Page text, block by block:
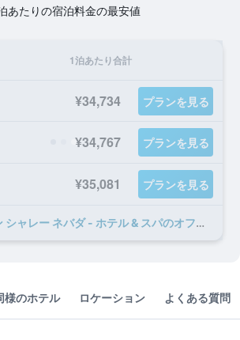
あたりの宿泊料金の最安値
1泊あたり合計
¥34,734 プランを見る
¥34,767 プランを見る
¥35,081 プランを見る
​その他12​件のモン シャレー ネバダ - ホテル & スパのオファー
様のホテル ロケーション よくある質問